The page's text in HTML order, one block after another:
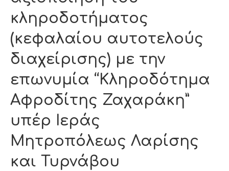
κληροδοτήματος
(κεφαλαίου αυτοτελούς
διαχείρισης) με την
επωνυμία “Κληροδότημα
Αφροδίτης Ζαχαράκη”
υπέρ Ιεράς
Μητροπόλεως Λαρίσης
και Τυρνάβου